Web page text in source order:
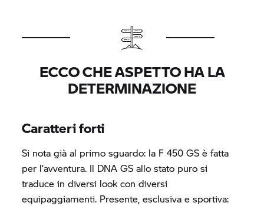
ECCO CHE ASPETTO HA LA
DETERMINAZIONE
Caratteri forti
Si nota già al primo sguardo: la F 450 GS è fatta
per l’avventura. Il DNA GS allo stato puro si
traduce in diversi look con diversi
equipaggiamenti. Presente, esclusiva e sportiva: